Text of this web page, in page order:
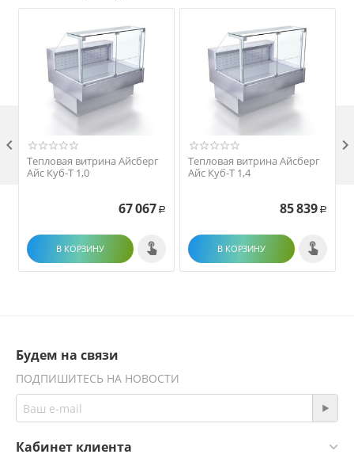
Тепловая витрина Айсберг
Айс Куб-Т 1,0
67 067 Р
В КОРЗИНУ
Тепловая витрина Айсберг
Айс Куб-Т 1,4
85 839 Р
В КОРЗИНУ
 
Будем на связи
ПОДПИШИТЕСЬ НА НОВОСТИ
Кабинет клиента